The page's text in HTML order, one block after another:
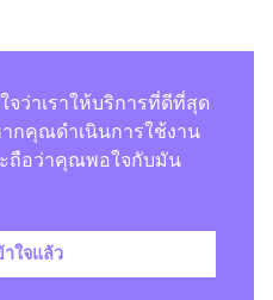
จว่าเราให้บริการที่ดีที่สุด
ากคุณดำเนินการใช้งาน
ะถือว่าคุณพอใจกับมัน
าใจแล้ว